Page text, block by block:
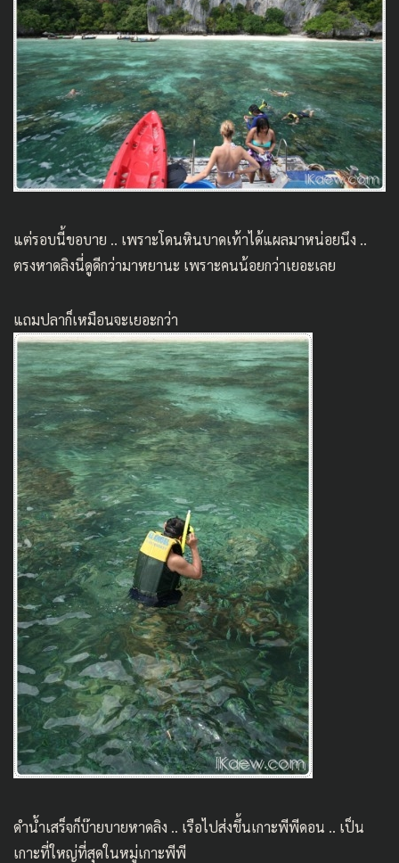
แต่รอบนี้ขอบาย .. เพราะโดนหินบาดเท้าได้แผลมาหน่อยนึง ..
ตรงหาดลิงนี่ดูดีกว่ามาหยานะ เพราะคนน้อยกว่าเยอะเลย
แถมปลาก็เหมือนจะเยอะกว่า
ดำน้ำเสร็จก็บ๊ายบายหาดลิง .. เรือไปส่งขึ้นเกาะพีพีดอน .. เป็น
เกาะที่ใหญ่ที่สุดในหมู่เกาะพีพี